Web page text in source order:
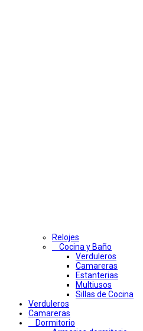
Relojes
Cocina y Baño
Verduleros
Camareras
Estanterias
Multiusos
Sillas de Cocina
Verduleros
Camareras
Dormitorio